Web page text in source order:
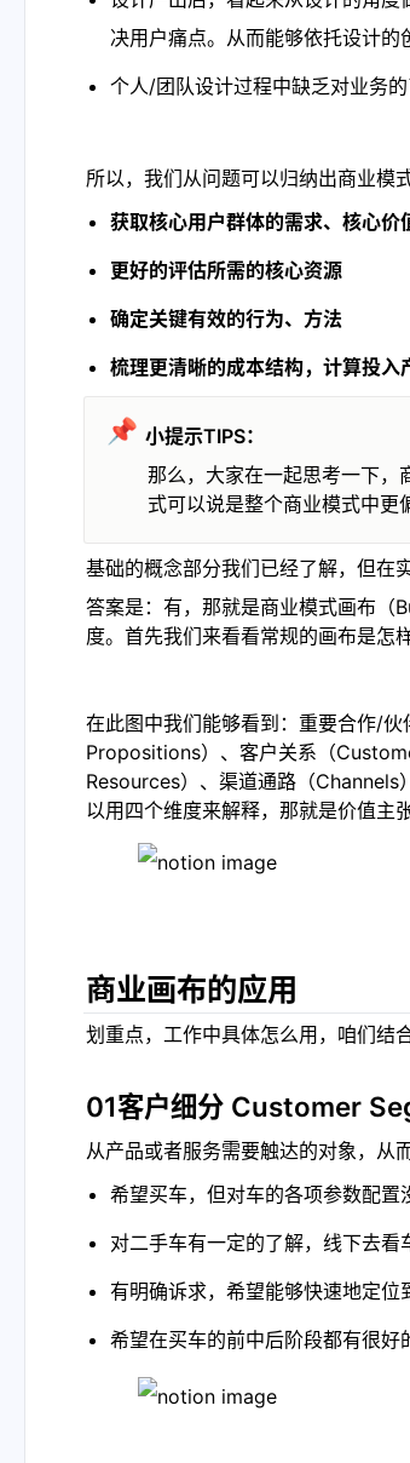
决用户痛点。从而能够依托设计的
个人/团队设计过程中缺乏对业务
所以，我们从问题可以归纳出商业模
获取核心用户群体的需求、核心价
更好的评估所需的核心资源
确定关键有效的行为、方法
梳理更清晰的成本结构，计算投入
📌 小提示TIPS：
那么，大家在一起思考一下，
式可以说是整个商业模式中更
基础的概念部分我们已经了解，但在
答案是：有，那就是商业模式画布（
度。首先我们来看看常规的画布是怎样
在此图中我们能够看到：重要合作/
Propositions）、客户关系（
Resources）、渠道通路（
以用四个维度来解释，那就是价值主
商业画布的应用
划重点，工作中具体怎么用，咱们结
01客户细分 Customer
从产品或者服务需要触达的对象，从
希望买车，但对车的各项参数配置
对二手车有一定的了解，线下去看
有明确诉求，希望能够快速地定位
希望在买车的前中后阶段都有很好